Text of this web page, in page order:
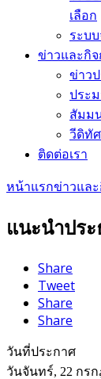
เลือก
ระบ
ข่าวและกิจ
ข่าว
ประ
สัมม
วีดิทั
ติดต่อเรา
หน้าแรกข่าวแล
แนะนำปร
Share
Tweet
Share
Share
วันที่ประกาศ
วันจันทร์, 22 กร